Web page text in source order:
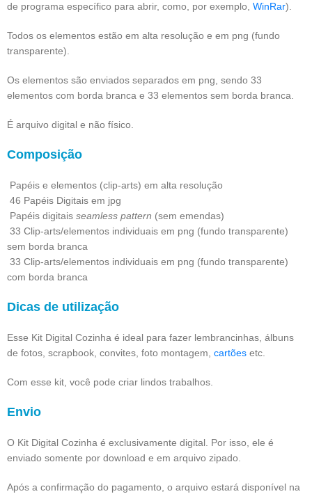
de programa específico para abrir, como, por exemplo, WinRar).
Todos os elementos estão em alta resolução e em png (fundo
transparente).
Os elementos são enviados separados em png, sendo 33
elementos com borda branca e 33 elementos sem borda branca.
É arquivo digital e não físico.
Composição
Papéis e elementos (clip-arts) em alta resolução
46 Papéis Digitais em jpg
Papéis digitais seamless pattern (sem emendas)
33 Clip-arts/elementos individuais em png (fundo transparente)
sem borda branca
33 Clip-arts/elementos individuais em png (fundo transparente)
com borda branca
Dicas de utilização
Esse Kit Digital Cozinha é ideal para fazer lembrancinhas, álbuns
de fotos, scrapbook, convites, foto montagem, cartões etc.
Com esse kit, você pode criar lindos trabalhos.
Envio
O Kit Digital Cozinha é exclusivamente digital. Por isso, ele é
enviado somente por download e em arquivo zipado.
Após a confirmação do pagamento, o arquivo estará disponível na